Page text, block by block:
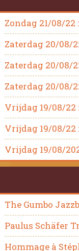
Zondag 21/08/22
Zaterdag 20/08/
Zaterdag 20/08/
Zaterdag 20/08/
Vrijdag 19/08/22
Vrijdag 19/08/22
Vrijdag 19/08/
The Gumbo
Paulus Schäfer
Hommage à